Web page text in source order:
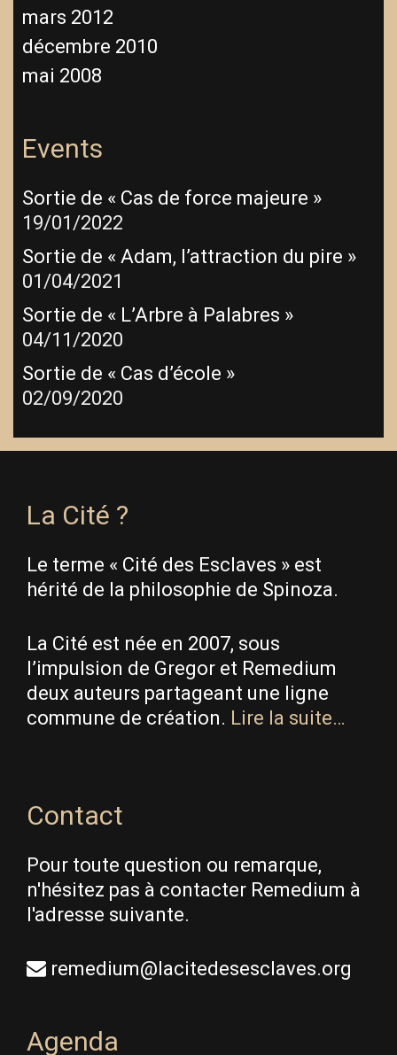
mars 2012
décembre 2010
mai 2008
Events
Sortie de « Cas de force majeure »
19/01/2022
Sortie de « Adam, l’attraction du pire »
01/04/2021
Sortie de « L’Arbre à Palabres »
04/11/2020
Sortie de « Cas d’école »
02/09/2020
La Cité ?
Le terme « Cité des Esclaves » est
hérité de la philosophie de Spinoza.
La Cité est née en 2007, sous
l’impulsion de Gregor et Remedium
deux auteurs partageant une ligne
commune de création. Lire la suite…
Contact
Pour toute question ou remarque,
n'hésitez pas à contacter Remedium à
l'adresse suivante.
remedium@lacitedesesclaves.org
Agenda